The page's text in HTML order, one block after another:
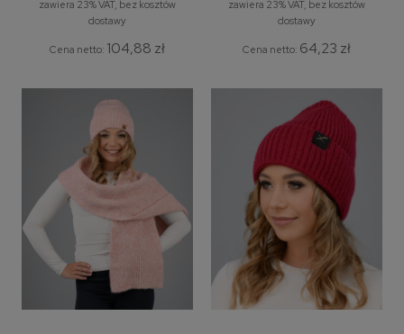
zawiera 23% VAT, bez kosztów
dostawy
Cena netto: 104,88 zł
zawiera 23% VAT, bez kosztów
dostawy
Cena netto: 64,23 zł